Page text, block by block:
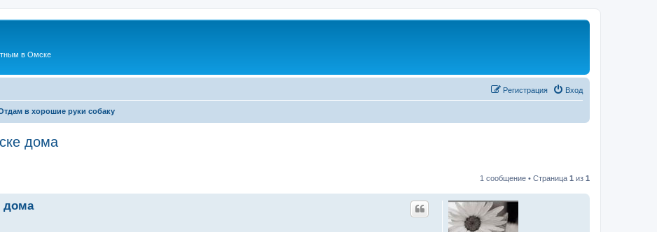
в Омске
Вход
Регистрация
в хорошие руки собаку
дома
1 сообщение • Страница 1 из 1
дома